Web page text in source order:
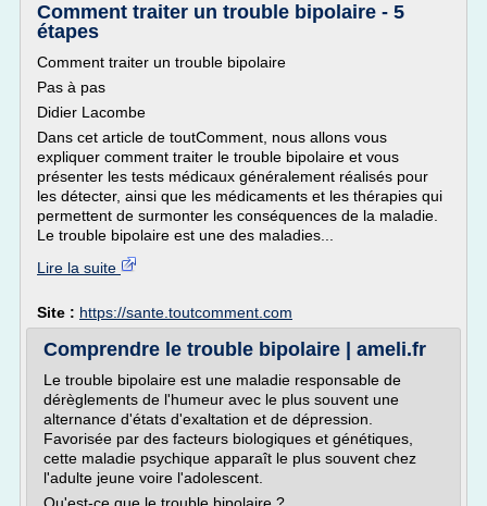
Comment traiter un trouble bipolaire - 5
étapes
Comment traiter un trouble bipolaire
Pas à pas
Didier Lacombe
Dans cet article de toutComment, nous allons vous
expliquer comment traiter le trouble bipolaire et vous
présenter les tests médicaux généralement réalisés pour
les détecter, ainsi que les médicaments et les thérapies qui
permettent de surmonter les conséquences de la maladie.
Le trouble bipolaire est une des maladies...
Lire la suite
Site : https://sante.toutcomment.com
Comprendre le trouble bipolaire | ameli.fr
Le trouble bipolaire est une maladie responsable de
dérèglements de l'humeur avec le plus souvent une
alternance d'états d'exaltation et de dépression.
Favorisée par des facteurs biologiques et génétiques,
cette maladie psychique apparaît le plus souvent chez
l'adulte jeune voire l'adolescent.